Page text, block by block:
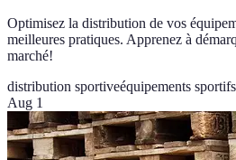
Optimisez la distribution de vos
meilleures pratiques. Apprenez à
marché!
distribution sportiveéquipements sportifs
Aug 1